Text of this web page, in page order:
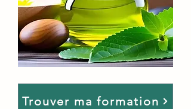
Trouver ma formation